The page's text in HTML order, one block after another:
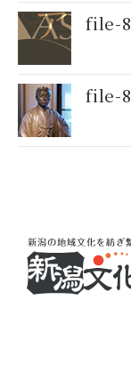
file-
file-